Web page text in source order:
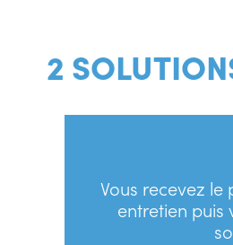
2
Vous recevez le
entretien puis